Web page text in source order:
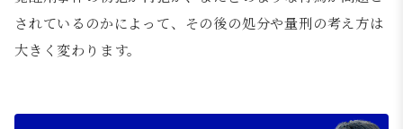
されているのかによって、その後の処分や量刑の考え方は
大きく変わります。